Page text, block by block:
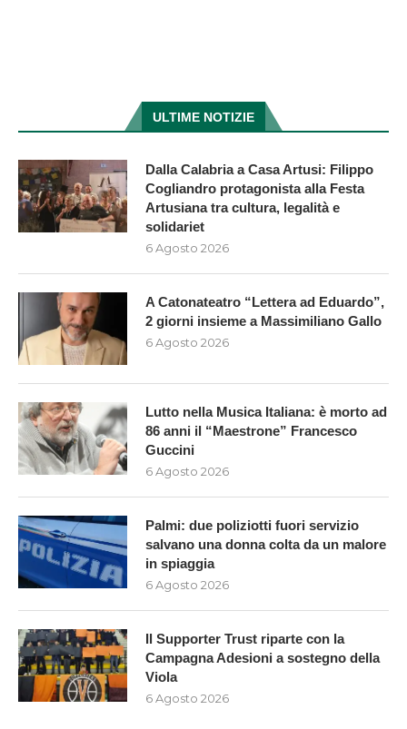
ULTIME NOTIZIE
Dalla Calabria a Casa Artusi: Filippo
Cogliandro protagonista alla Festa
Artusiana tra cultura, legalità e
solidariet
6 Agosto 2026
A Catonateatro “Lettera ad Eduardo”,
2 giorni insieme a Massimiliano Gallo
6 Agosto 2026
Lutto nella Musica Italiana: è morto ad
86 anni il “Maestrone” Francesco
Guccini
6 Agosto 2026
Palmi: due poliziotti fuori servizio
salvano una donna colta da un malore
in spiaggia
6 Agosto 2026
Il Supporter Trust riparte con la
Campagna Adesioni a sostegno della
Viola
6 Agosto 2026